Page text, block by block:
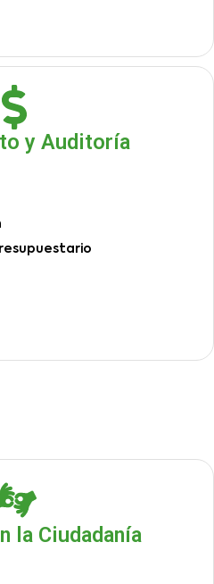
y Auditoría
la Ciudadanía